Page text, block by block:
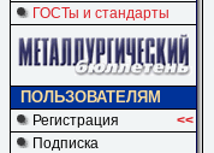
ГОСТы и стандарты
ПОЛЬЗОВАТЕЛЯМ
Регистрация
<<
Подписка